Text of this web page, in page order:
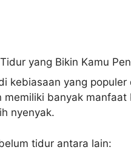
kebiasaan yang populer
banyak manfaat
nyenyak.
tidur antara lain: